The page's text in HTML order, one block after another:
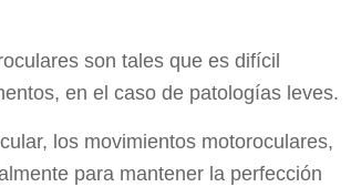
son tales que es difícil
en el caso de patologías leves.
los movimientos motoroculares,
para mantener la perfección